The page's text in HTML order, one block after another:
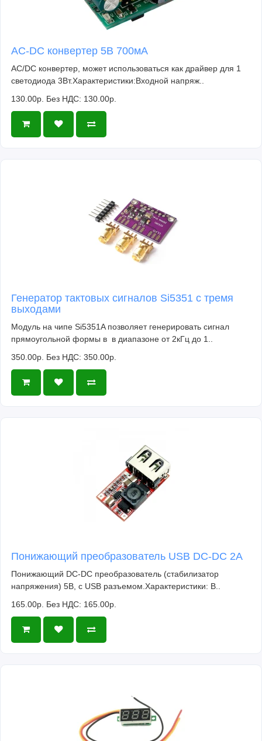
AC-DC конвертер 5В 700мА
AC/DC конвертер, может использоваться как драйвер для 1
светодиода 3Вт.Характеристики:Входной напряж..
130.00р. Без НДС: 130.00р.
Генератор тактовых сигналов Si5351 с тремя
выходами
Модуль на чипе Si5351A позволяет генерировать сигнал
прямоугольной формы в в диапазоне от 2кГц до 1..
350.00р. Без НДС: 350.00р.
Понижающий преобразователь USB DC-DC 2A
Понижающий DC-DC преобразователь (стабилизатор
напряжения) 5В, с USB разъемом.Характеристики: В..
165.00р. Без НДС: 165.00р.